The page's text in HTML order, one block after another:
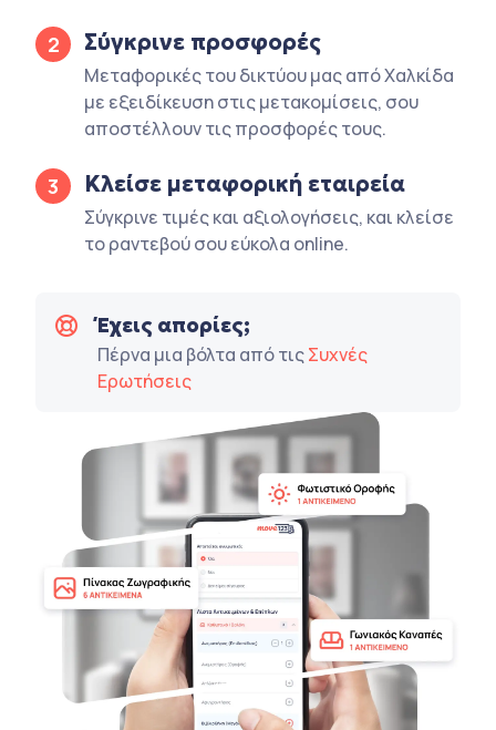
2 Σύγκρινε προσφορές
Μεταφορικές του δικτύου μας από Χαλκίδα
με εξειδίκευση στις μετακομίσεις, σου
αποστέλλουν τις προσφορές τους.
3 Κλείσε μεταφορική εταιρεία
Σύγκρινε τιμές και αξιολογήσεις, και κλείσε
το ραντεβού σου εύκολα online.
Έχεις απορίες;
Πέρνα μια βόλτα από τιςΣυχνές
Ερωτήσεις